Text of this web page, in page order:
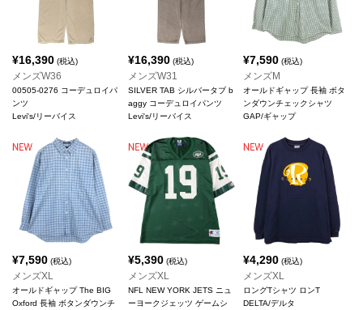
¥16,390 (税込)
メンズW36
00505-0276 コーデュロイパ
ンツ
Levi's/リーバイス
¥16,390(税込)
メンズW31
SILVER TAB シルバータブ b
aggy コーデュロイパンツ
Levi's/リーバイス
¥7,590 (税込)
メンズM
オールドギャップ 長袖 ボタ
ンダウンチェックシャツ
GAP/ギャップ
¥7,590 (税込)
メンズXL
オールドギャップ The BIG
Oxford 長袖 ボタンダウンチ
¥5,390(税込)
メンズXL
NFL NEW YORK JETS ニュ
ーヨークジェッツ ゲームシ
¥4,290 (税込)
メンズXL
ロングTシャツ ロンT
DELTA/デルタ